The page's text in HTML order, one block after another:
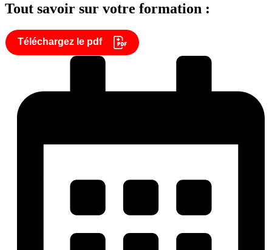
Tout savoir sur votre formation :
Téléchargez le pdf